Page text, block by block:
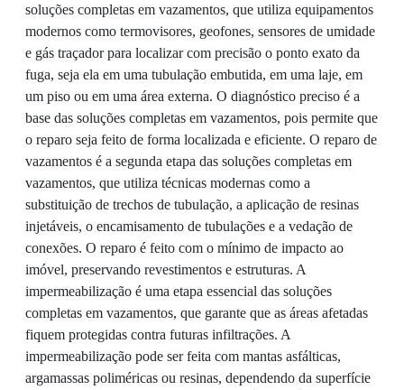
soluções completas em vazamentos, que utiliza equipamentos
modernos como termovisores, geofones, sensores de umidade
e gás traçador para localizar com precisão o ponto exato da
fuga, seja ela em uma tubulação embutida, em uma laje, em
um piso ou em uma área externa. O diagnóstico preciso é a
base das soluções completas em vazamentos, pois permite que
o reparo seja feito de forma localizada e eficiente. O reparo de
vazamentos é a segunda etapa das soluções completas em
vazamentos, que utiliza técnicas modernas como a
substituição de trechos de tubulação, a aplicação de resinas
injetáveis, o encamisamento de tubulações e a vedação de
conexões. O reparo é feito com o mínimo de impacto ao
imóvel, preservando revestimentos e estruturas. A
impermeabilização é uma etapa essencial das soluções
completas em vazamentos, que garante que as áreas afetadas
fiquem protegidas contra futuras infiltrações. A
impermeabilização pode ser feita com mantas asfálticas,
argamassas poliméricas ou resinas, dependendo da superfície